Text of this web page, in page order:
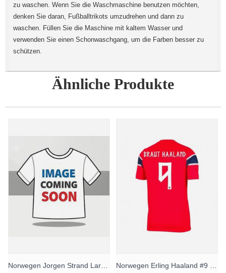
zu waschen. Wenn Sie die Waschmaschine benutzen möchten,
denken Sie daran, Fußballtrikots umzudrehen und dann zu
waschen. Füllen Sie die Maschine mit kaltem Wasser und
verwenden Sie einen Schonwaschgang, um die Farben besser zu
schützen.
Ähnliche Produkte